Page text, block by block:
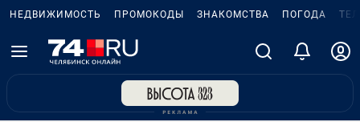
НЕДВИЖИМОСТЬ ПРОМОКОДЫ ЗНАКОМСТВА ПОГОДА